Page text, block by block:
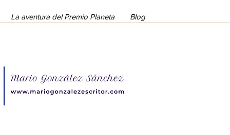
La aventura del Premio Planeta Blog